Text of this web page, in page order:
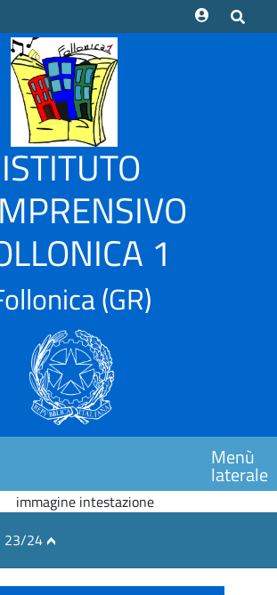
ISTITUTO
1
(GR)
Menù
laterale
23/24